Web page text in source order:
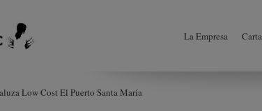
La Empresa Carta
Low Cost El Puerto Santa María